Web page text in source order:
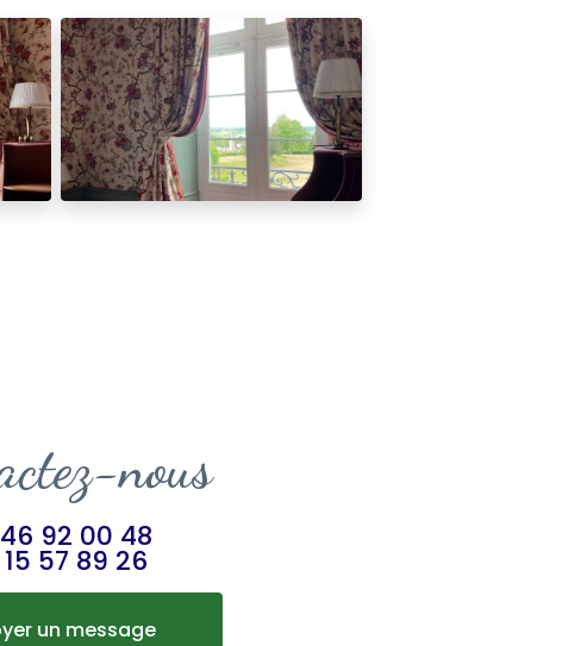
nous
92 00 48
57 89 26
un message